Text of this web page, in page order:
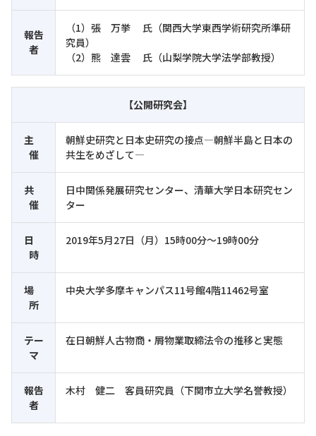
報告
者
（1）張 万挙 氏（関西大学東西学術研究所準研
究員）
（2）熊 達雲 氏（山梨学院大学法学部教授）
【公開研究会】
主
催
朝鮮史研究と日本史研究の接点―朝鮮半島と日本の
共生をめざして―
共
催
日中関係発展研究センター、清華大学日本研究セン
ター
日
時
2019年5月27日（月）15時00分～19時00分
場
所
中央大学多摩キャンパス11号館4階11462号室
テー
マ
在日朝鮮人古物商・屑物業取締法令の推移と実態
報告
者
木村 健二 客員研究員（下関市立大学名誉教授）